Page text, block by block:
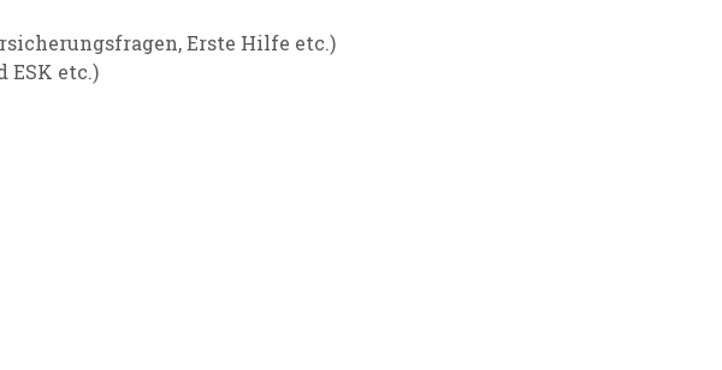
Erste Hilfe etc.)
ESK etc.)